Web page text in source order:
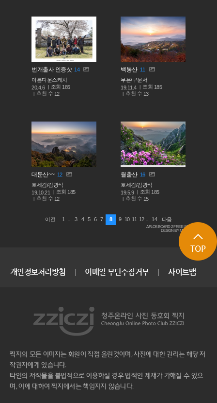
번개출사 인증샷 14
아름다운스케치
20.4.6
조회 185
추천 수 12
백봉산 11
무은/구문서
19.11.4
조회 185
추천 수 13
대둔산~~ 12
호세김/김광식
19.10.21
조회 185
추천 수 12
월출산 16
호세김/김광식
19.5.9
조회 185
추천 수 15
이전 1 3 4 5 6 7 8 9 10 11 12 14 다음
APLOS BOARD 2 FREE LICENSE
DESIGN BY MACARON
TOP
개인정보처리방침 이메일 무단수집거부 사이트맵
찍지의 모든 이미지는 회원이 직접 올린것이며, 사진에 대한 권리는 해당 저
작권자에게 있습니다.
타인의 저작물을 불법적으로 이용하실 경우 법적인 제재가 가해질 수 있으
며, 이에 대하여 찍지에서는 책임지지 않습니다.